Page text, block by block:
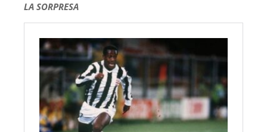
LA SORPRESA